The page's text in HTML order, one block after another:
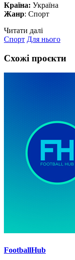
Країна: Україна
Жанр: Спорт
Читати далі
Спорт Для нього
Схожі проєкти
FootballHub